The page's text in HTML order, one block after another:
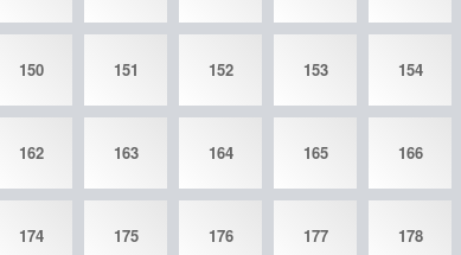
150 151 152 153 154
162 163 164 165 166
174 175 176 177 178